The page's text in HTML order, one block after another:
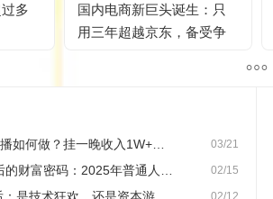
多
国内电商新巨头诞生：只
用三年超越京东，备受争
03/21
挂一晚收入1W+，这份教程，小白可做~
02/15
：2025年普通人如何抓住AI创业风口？
02/12
是技术狂欢，还是资本游戏？